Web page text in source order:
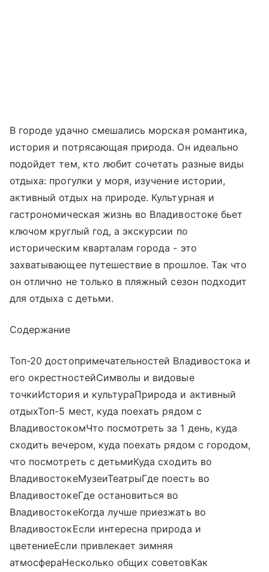
В городе удачно смешались морская романтика,
история и потрясающая природа. Он идеально
подойдет тем, кто любит сочетать разные виды
отдыха: прогулки у моря, изучение истории,
активный отдых на природе. Культурная и
гастрономическая жизнь во Владивостоке бьет
ключом круглый год, а экскурсии по
историческим кварталам города - это
захватывающее путешествие в прошлое. Так что
он отлично не только в пляжный сезон подходит
для отдыха с детьми.
Содержание
Топ-20 достопримечательностей Владивостока и
его окрестностейСимволы и видовые
точкиИстория и культураПрирода и активный
отдыхТоп-5 мест, куда поехать рядом с
ВладивостокомЧто посмотреть за 1 день, куда
сходить вечером, куда поехать рядом с городом,
что посмотреть с детьмиКуда сходить во
ВладивостокеМузеиТеатрыГде поесть во
ВладивостокеГде остановиться во
ВладивостокеКогда лучше приезжать во
ВладивостокЕсли интересна природа и
цветениеЕсли привлекает зимняя
атмосфераНесколько общих советовКак